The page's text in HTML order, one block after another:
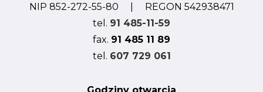
NIP 852-272-55-80 | REGON 542938471
tel. 91 485-11-59
fax. 91 485 11 89
tel. 607 729 061